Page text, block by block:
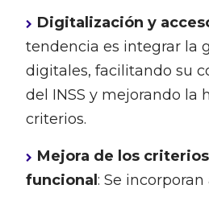
Digitalización y
tendencia es integrar la
digitales, facilitando su
del INSS y mejorando la
criterios.
Mejora de los
funcional : Se